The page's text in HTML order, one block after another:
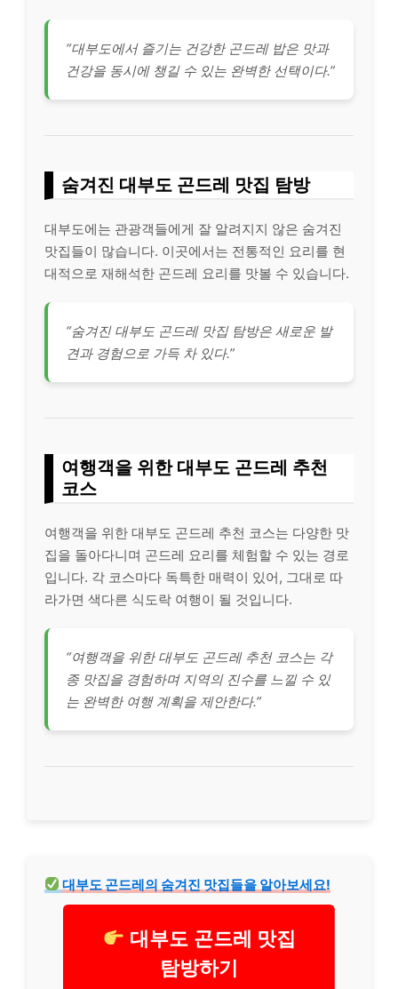
“대부도에서 즐기는 건강한 곤드레 밥은 맛과
건강을 동시에 챙길 수 있는 완벽한 선택이다.”
숨겨진 대부도 곤드레 맛집 탐방
대부도에는 관광객들에게 잘 알려지지 않은 숨겨진
맛집들이 많습니다. 이곳에서는 전통적인 요리를 현
대적으로 재해석한 곤드레 요리를 맛볼 수 있습니다.
“숨겨진 대부도 곤드레 맛집 탐방은 새로운 발
견과 경험으로 가득 차 있다.”
여행객을 위한 대부도 곤드레 추천
코스
여행객을 위한 대부도 곤드레 추천 코스는 다양한 맛
집을 돌아다니며 곤드레 요리를 체험할 수 있는 경로
입니다. 각 코스마다 독특한 매력이 있어, 그대로 따
라가면 색다른 식도락 여행이 될 것입니다.
“여행객을 위한 대부도 곤드레 추천 코스는 각
종 맛집을 경험하며 지역의 진수를 느낄 수 있
는 완벽한 여행 계획을 제안한다.”
대부도 곤드레의 숨겨진 맛집들을 알아보세요!
대부도 곤드레 맛집
탐방하기